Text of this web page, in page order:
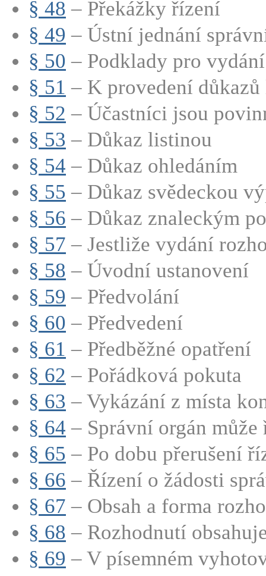
§ 48 – Překážky řízení
§ 49 – Ústní jednání
§ 50 – Podklady pro
§ 51 – K provedení
§ 52 – Účastníci jsou
§ 53 – Důkaz listinou
§ 54 – Důkaz ohledáním
§ 55 – Důkaz svědeckou
§ 56 – Důkaz znaleckým
§ 57 – Jestliže vydání
§ 58 – Úvodní ustanovení
§ 59 – Předvolání
§ 60 – Předvedení
§ 61 – Předběžné opatření
§ 62 – Pořádková pokuta
§ 63 – Vykázání z místa
§ 64 – Správní orgán
§ 65 – Po dobu přerušení
§ 66 – Řízení o žádosti
§ 67 – Obsah a forma
§ 68 – Rozhodnutí
§ 69 – V písemném